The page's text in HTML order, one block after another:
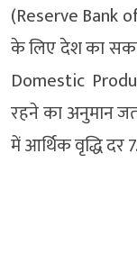
(Reserve Bank
के लिए देश का सकल
Domestic
रहने का अनुमान
में आर्थिक वृद्धि दर